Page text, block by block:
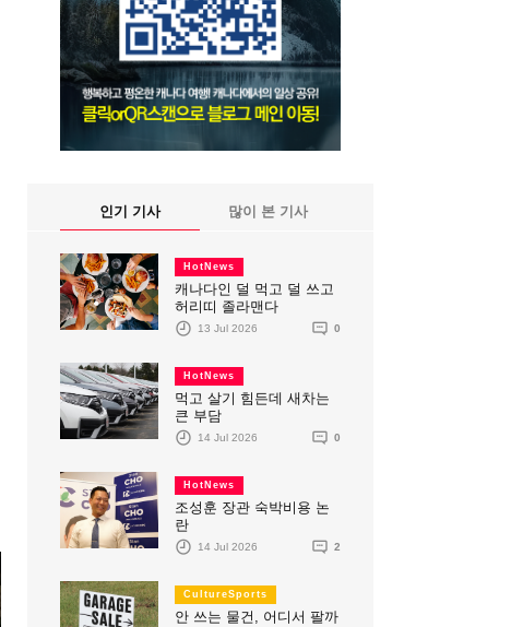
인기 기사 많이 본 기사
HotNews
캐나다인 덜 먹고 덜 쓰고
허리띠 졸라맨다
13 Jul 2026 0
HotNews
먹고 살기 힘든데 새차는
큰 부담
14 Jul 2026 0
HotNews
조성훈 장관 숙박비용 논
란
14 Jul 2026 2
CultureSports
안 쓰는 물건, 어디서 팔까